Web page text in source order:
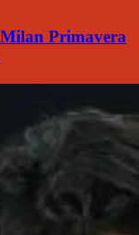
Primavera